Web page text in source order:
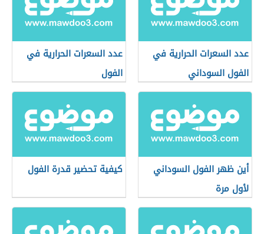
عدد السعرات الحرارية في
الفول السوداني
عدد السعرات الحرارية في
الفول
أين ظهر الفول السوداني
لأول مرة
كيفية تحضير قدرة الفول